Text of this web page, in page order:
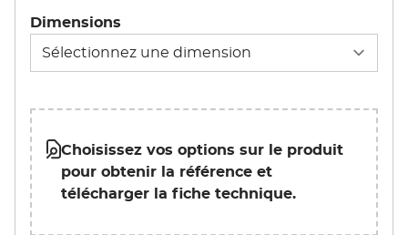
Dimensions
Choisissez vos options sur le produit
pour obtenir la référence et
télécharger la fiche technique.